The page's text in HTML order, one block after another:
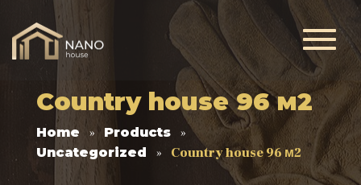
Country house 96 м2
Home
Products
Uncategorized
Country house 96 м2